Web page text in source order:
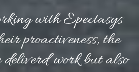
with Epectasys
proactiveness, the
work but also